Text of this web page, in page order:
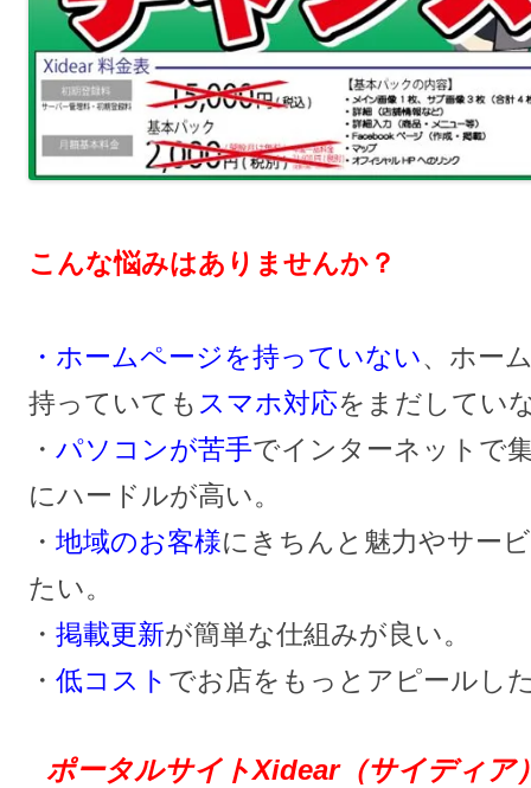
こんな悩みはありませんか？
・ホームページを持っていない、ホー
持っていても スマホ対応をまだしてい
・ パソコンが苦手でインターネットで
にハードルが高い。
・ 地域のお客様にきちんと魅力やサー
たい。
・ 掲載更新が簡単な仕組みが良い。
・ 低コスト でお店をもっとアピールし
ポータルサイトXidear（サイディア